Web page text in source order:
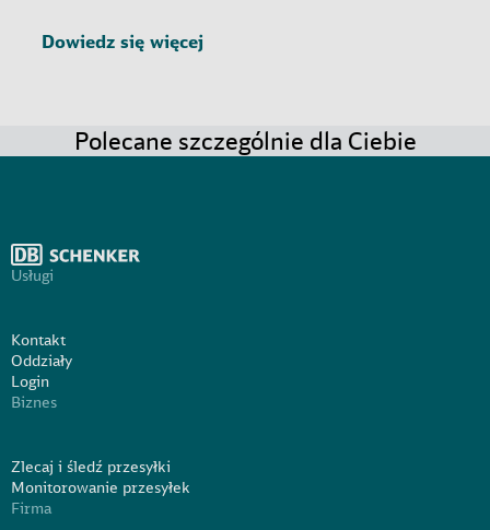
Dowiedz się więcej
Polecane szczególnie dla Ciebie
Usługi
Kontakt
Oddziały
Login
Biznes
Zlecaj i śledź przesyłki
Monitorowanie przesyłek
Firma